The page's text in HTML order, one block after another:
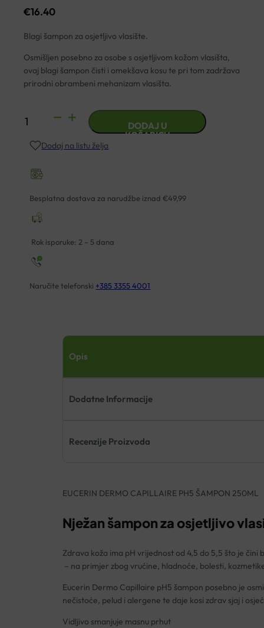
€16.40
Blagi šampon za osjetljivo vlasište.
Osmišljen posebno za osobe s osjetljivom kožom vlasišta,
ovaj blagi šampon čisti i omekšava kosu te pri tom zadržava
prirodni obrambeni mehanizam vlasišta.
EUCERIN
CAPILLAIRE
ŠAMPON
250ML
DODAJ U
KOŠARICU
Dodaj na listu želja
Besplatna dostava za narudžbe iznad €49,99
Rok isporuke: 2 – 5 dana
Naručite telefonski +385 3355 4001
Opis
Dodatne Informacije
Recenzije Proizvoda
EUCERIN DERMO CAPILLAIRE PH5 ŠAMPON 250ML
Nježan šampon za osjetljivo
Zdrava koža ima pH vrijednost od 4,5 do 5,5 što je
– na primjer zbog vrućine, hladnoće, bolesti,
Eucerin Dermo Capillaire pH5 šampon posebno je
nečistoće, pelud i alergene te daje kosi zdrav sjaj i
Vidljivo smanjuje masnu prhut